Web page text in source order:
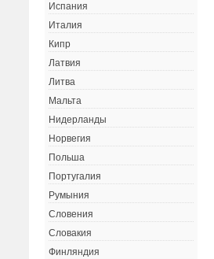
Испания
Италия
Кипр
Латвия
Литва
Мальта
Нидерланды
Норвегия
Польша
Португалия
Румыния
Словения
Словакия
Финляндия